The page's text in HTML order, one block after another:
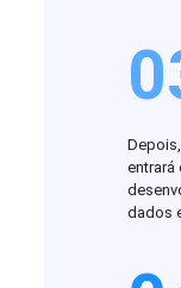
entrará
dados